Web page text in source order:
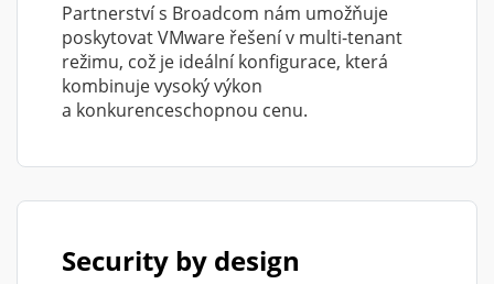
Partnerství s Broadcom nám umožňuje
poskytovat VMware řešení v multi-tenant
režimu, což je ideální konfigurace, která
kombinuje vysoký výkon
a konkurenceschopnou cenu.
Security by design